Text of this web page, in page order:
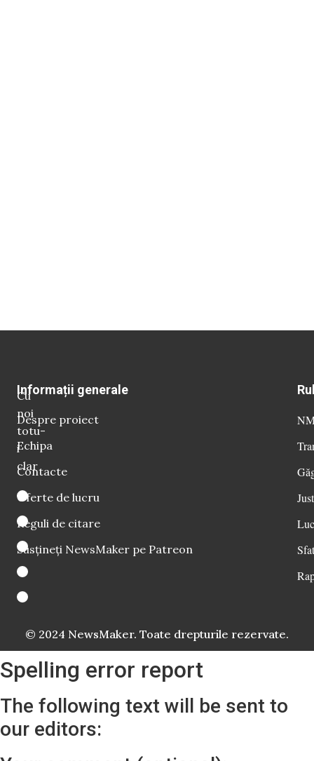
Cu
noi
totu-
i
clar
Informații generale
Despre proiect
Echipa
Contacte
Oferte de lucru
Reguli de citare
Susțineți NewsMaker pe Patreon
© 2024 NewsMaker. Toate drepturile rezervate.
Spelling error report
The following text will be sent to
our editors: